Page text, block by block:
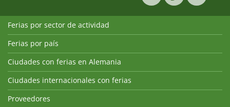
Ferias por sector de actividad
Ferias por país
Ciudades con ferias en Alemania
Ciudades internacionales con ferias
Proveedores